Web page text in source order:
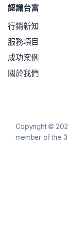
認識台富
行銷新知
服務項目
成功案例
關於我們
Copyright ©
member of the